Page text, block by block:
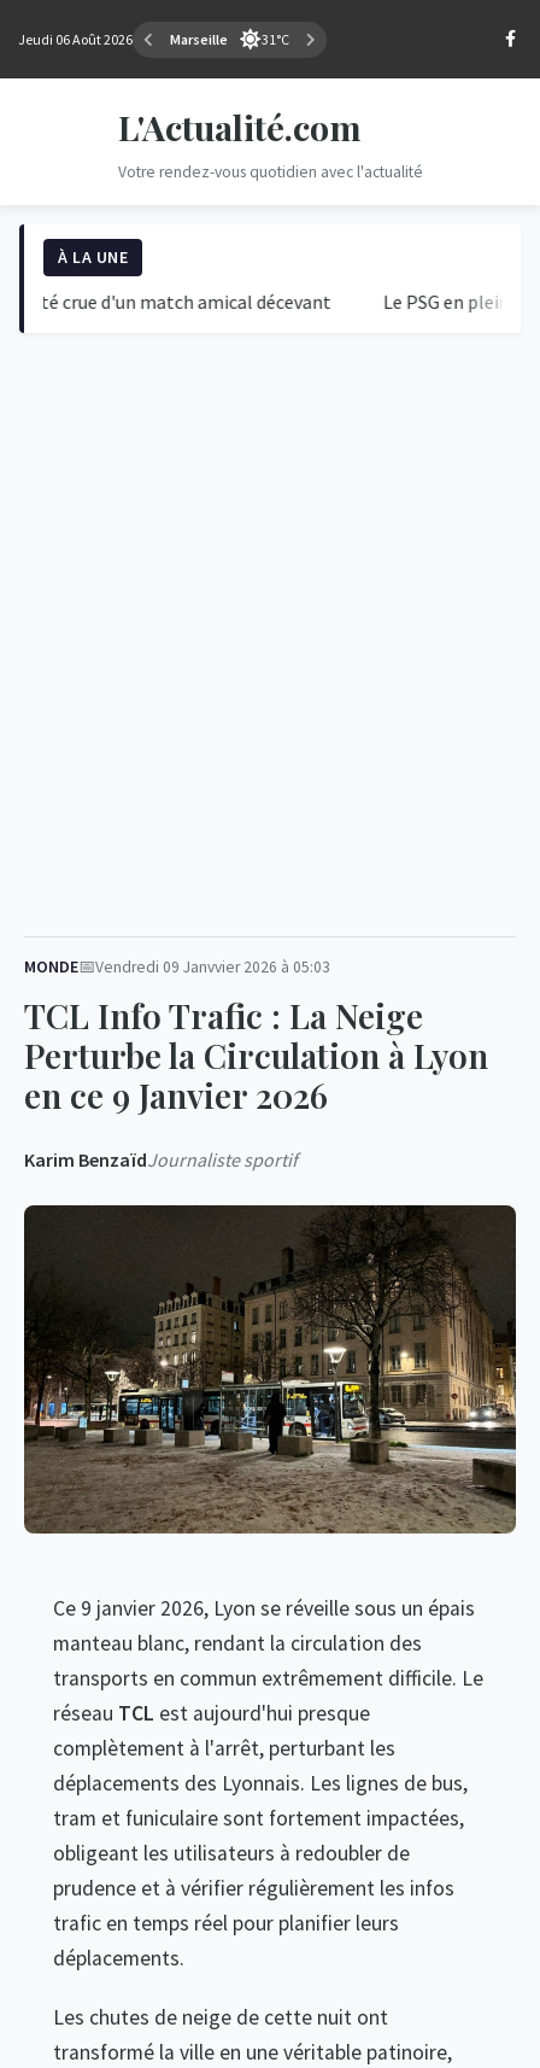
Jeudi 06 Août 2026 Marseille 31°C
L'Actualité.com
Votre rendez-vous quotidien avec l'actualité
À LA UNE
crue d'un match amical décevant Le PSG en pleine
MONDE Vendredi 09 Janvvier 2026 à 05:03
TCL Info Trafic : La Neige
Perturbe la Circulation à Lyon
en ce 9 Janvier 2026
Karim BenzaïdJournaliste sportif
Ce 9 janvier 2026, Lyon se réveille sous un épais
manteau blanc, rendant la circulation des
transports en commun extrêmement difficile. Le
réseau TCL est aujourd'hui presque
complètement à l'arrêt, perturbant les
déplacements des Lyonnais. Les lignes de bus,
tram et funiculaire sont fortement impactées,
obligeant les utilisateurs à redoubler de
prudence et à vérifier régulièrement les infos
trafic en temps réel pour planifier leurs
déplacements.
Les chutes de neige de cette nuit ont
transformé la ville en une véritable patinoire,